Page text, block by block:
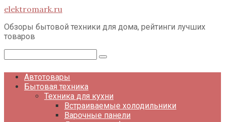
Перейти
контенту
elektromark.ru
Обзоры бытовой техники для дома, рейтинги лучших
товаров
Автотовары
Бытовая техника
Техника для кухни
Встраиваемые холодильники
Варочные панели